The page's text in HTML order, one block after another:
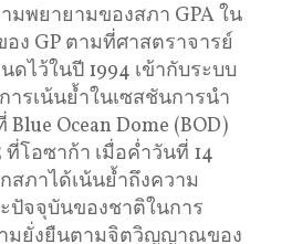
พยายามของสภา GPA ใน
ง GP ตามที่ศาสตราจารย์
ดไว้ในปี 1994 เข้ากับระบบ
ารเน้นย้ำในเซสชันการนำ
Ocean Dome (BOD)
ที่โอซาก้า เมื่อค่ำวันที่ 14
สภาได้เน้นย้ำถึงความ
ปัจจุบันของชาติในการ
ามยั่งยืนตามจิตวิญญาณของ